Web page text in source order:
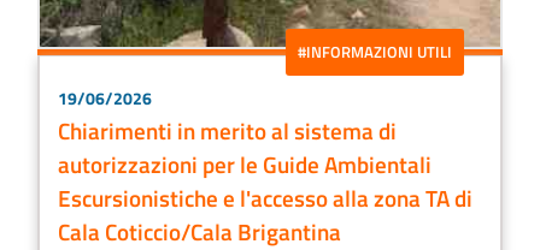
#INFORMAZIONI UTILI
19/06/2026
Chiarimenti in merito al sistema di
autorizzazioni per le Guide Ambientali
Escursionistiche e l'accesso alla zona TA di
Cala Coticcio/Cala Brigantina